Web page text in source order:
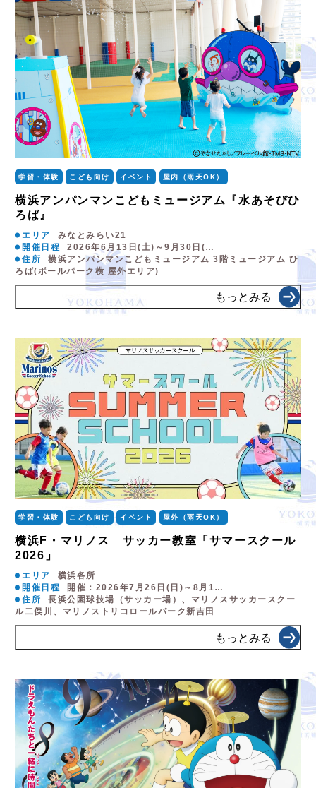
学習・体験 こども向け イベント 屋内（雨天OK）
横浜アンパンマンこどもミュージアム『水あそびひ
ろば』
エリア
みなとみらい21
開催日程
2026年6月13日(土)～9月30日(…
住所
横浜アンパンマンこどもミュージアム 3階ミュージアム ひ
ろば(ボールパーク横 屋外エリア)
もっとみる
学習・体験 こども向け イベント 屋外（雨天OK）
横浜F・マリノス サッカー教室「サマースクール
2026」
エリア
横浜各所
開催日程
開催：2026年7月26日(日)～8月1…
住所
長浜公園球技場（サッカー場）、マリノスサッカースクー
ル二俣川、マリノストリコロールパーク新吉田
もっとみる